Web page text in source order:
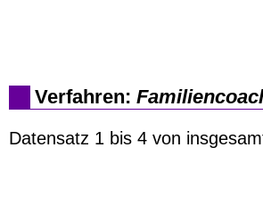
Verfahren:
Datensatz 1 bis 4 von